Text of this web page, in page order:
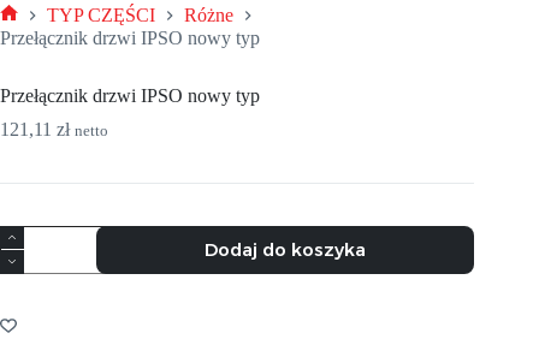
Strona
główna
TYP CZĘŚCI
Różne
Przełącznik drzwi IPSO nowy typ
Przełącznik drzwi IPSO nowy typ
121,11 zł netto
ilość
Przełącznik
drzwi
nowy
typ
Dodaj do koszyka